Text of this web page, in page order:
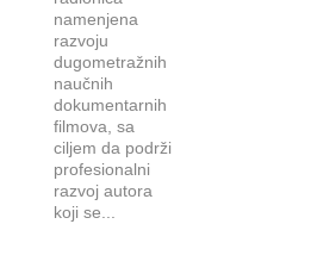
namenjena
razvoju
dugometražnih
naučnih
dokumentarnih
filmova, sa
ciljem da podrži
profesionalni
razvoj autora
koji se...